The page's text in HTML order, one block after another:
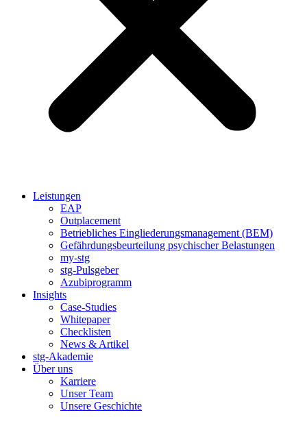
Leistungen
EAP
Outplacement
Betriebliches Eingliederungsmanagement (BEM)
Gefährdungsbeurteilung psychischer Belastungen
my-stg
stg-Pulsgeber
Azubiprogramm
Insights
Case-Studies
Whitepaper
Checklisten
News & Artikel
stg-Akademie
Über uns
Karriere
Unser Team
Unsere Geschichte